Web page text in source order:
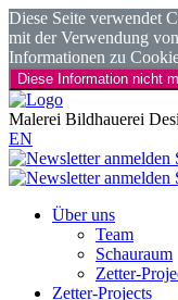
Diese Seite verwendet
mit der Verwendung
Informationen zu
Diese Information nicht
Malerei Bildhauerei
EN
Über uns
Team
Schauraum
Zetter-
Zetter-Projects